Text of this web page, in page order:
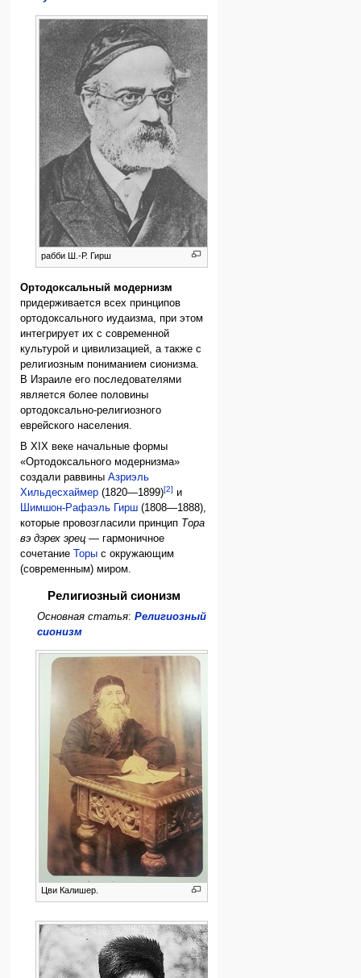
рабби Ш.-Р. Гирш
Ортодоксальный модернизм
придерживается всех принципов
ортодоксального иудаизма, при этом
интегрирует их с современной
культурой и цивилизацией, а также с
религиозным пониманием сионизма.
В Израиле его последователями
является более половины
ортодоксально-религиозного
еврейского населения.
В XIX веке начальные формы
«Ортодоксального модернизма»
создали раввиныАзриэль
Хильдесхаймер (1820—1899)[2] и
Шимшон-Рафаэль Гирш (1808—1888),
которые провозгласили принцип Тора
вэ дэрех эрец — гармоничное
сочетаниеТоры с окружающим
(современным) миром.
Религиозный сионизм
Основная статья: Религиозный
сионизм
Цви Калишер.